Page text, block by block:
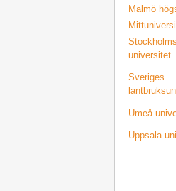
Malmö
Stockholms
universitet
Sveriges
Umeå
Uppsala